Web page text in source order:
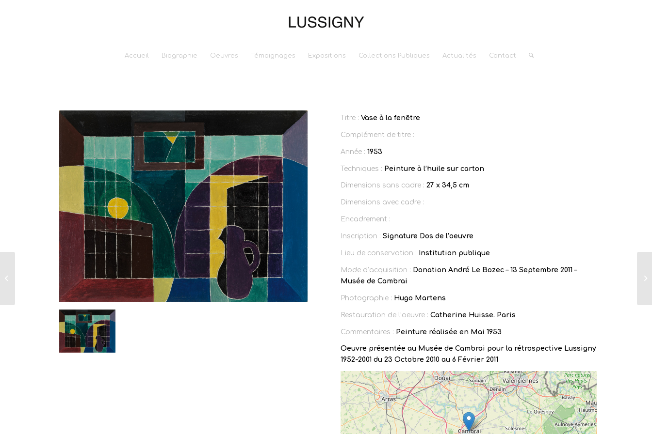
Accueil Biographie Oeuvres Témoignages Expositions Collections Publiques Actualités Contact
Titre : Vase à la fenêtre
Complément de titre :
Année : 1953
Techniques : Peinture à l’huile sur carton
Dimensions sans cadre : 27 x 34,5 cm
Dimensions avec cadre :
Encadrement :
Inscription : Signature Dos de l’oeuvre
Lieu de conservation : Institution publique
Mode d’acquisition : Donation André Le Bozec – 13 Septembre 2011 –
Musée de Cambrai
Photographie : Hugo Martens
Restauration de l’oeuvre : Catherine Huisse. Paris
Commentaires : Peinture réalisée en Mai 1953
Oeuvre présentée au Musée de Cambrai pour la rétrospective Lussigny
1952-2001 du 23 Octobre 2010 au 6 Février 2011
Vase à la fenêtre –